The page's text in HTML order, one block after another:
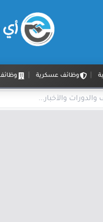
وظائف عسكرية